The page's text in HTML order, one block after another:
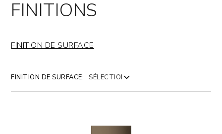
FINITIONS
FINITION DE SURFACE
FINITION DE SURFACE: